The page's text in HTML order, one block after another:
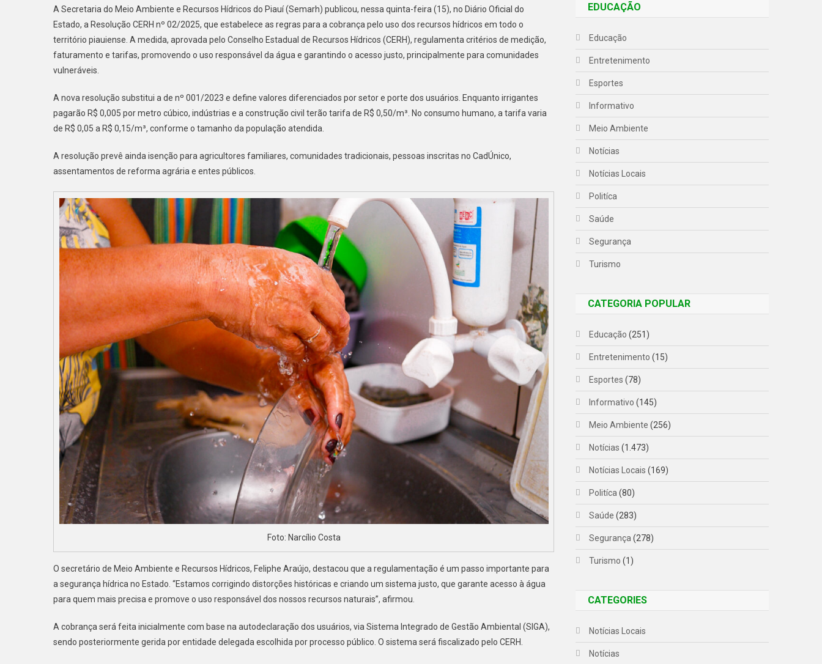
A Secretaria do Meio Ambiente e Recursos Hídricos do Piauí (Semarh) publicou, nessa quinta-feira (15), no Diário Oficial do
Estado, a Resolução CERH nº 02/2025, que estabelece as regras para a cobrança pelo uso dos recursos hídricos em todo o
território piauiense. A medida, aprovada pelo Conselho Estadual de Recursos Hídricos (CERH), regulamenta critérios de medição,
faturamento e tarifas, promovendo o uso responsável da água e garantindo o acesso justo, principalmente para comunidades
vulneráveis.
A nova resolução substitui a de nº 001/2023 e define valores diferenciados por setor e porte dos usuários. Enquanto irrigantes
pagarão R$ 0,005 por metro cúbico, indústrias e a construção civil terão tarifa de R$ 0,50/m³. No consumo humano, a tarifa varia
de R$ 0,05 a R$ 0,15/m³, conforme o tamanho da população atendida.
A resolução prevê ainda isenção para agricultores familiares, comunidades tradicionais, pessoas inscritas no CadÚnico,
assentamentos de reforma agrária e entes públicos.
Foto: Narcílio Costa
O secretário de Meio Ambiente e Recursos Hídricos, Feliphe Araújo, destacou que a regulamentação é um passo importante para
a segurança hídrica no Estado. “Estamos corrigindo distorções históricas e criando um sistema justo, que garante acesso à água
para quem mais precisa e promove o uso responsável dos nossos recursos naturais”, afirmou.
A cobrança será feita inicialmente com base na autodeclaração dos usuários, via Sistema Integrado de Gestão Ambiental (SIGA),
sendo posteriormente gerida por entidade delegada escolhida por processo público. O sistema será fiscalizado pelo CERH.
EDUCAÇÃO
Educação
Entretenimento
Esportes
Informativo
Meio Ambiente
Notícias
Notícias Locais
Politíca
Saúde
Segurança
Turismo
CATEGORIA POPULAR
Educação (251)
Entretenimento (15)
Esportes (78)
Informativo (145)
Meio Ambiente (256)
Notícias (1.473)
Notícias Locais (169)
Politíca (80)
Saúde (283)
Segurança (278)
Turismo (1)
CATEGORIES
Notícias Locais
Notícias